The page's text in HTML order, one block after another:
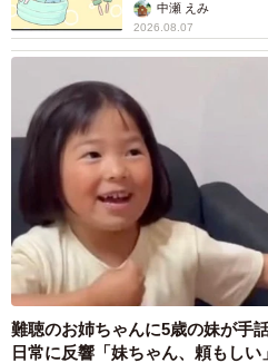
中瀬 えみ
2026.08.07
難聴のお姉ちゃんに5歳の妹が
日常に反響「妹ちゃん、頼もしい